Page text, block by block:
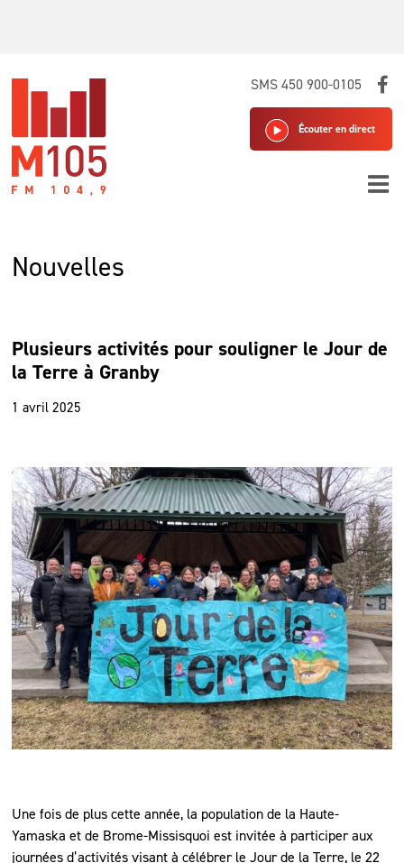
SMS 450 900-0105
Écouter en direct
Nouvelles
Plusieurs activités pour souligner le Jour de
la Terre à Granby
1 avril 2025
Une fois de plus cette année, la population de la Haute-
Yamaska et de Brome-Missisquoi est invitée à participer aux
journées d’activités visant à célébrer le Jour de la Terre, le 22